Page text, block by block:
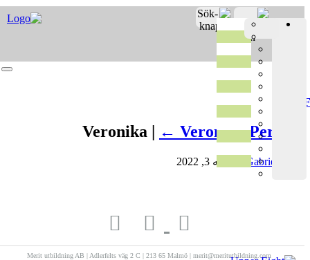
Veronika | ←Veronika
Gabriela
|ژانویه 3, 2022
Merit utbildning AB | Adlerfelts väg 2 C | 213 65 Malmö | merit@meritutbildning.com